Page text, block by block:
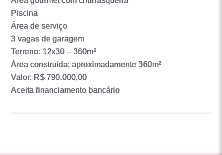
Piscina
Área de serviço
3 vagas de garagem
Terreno: 12x30 – 360m²
Área construída: aproximadamente 360m²
Valor: R$ 790.000,00
Aceita financiamento bancário